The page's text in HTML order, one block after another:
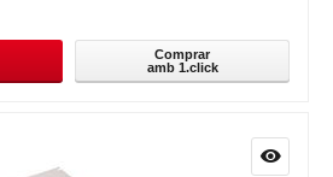
Comprar
amb 1.click